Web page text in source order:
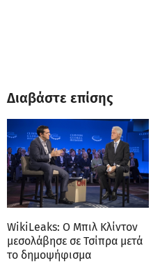
Διαβάστε επίσης
WikiLeaks: Ο Μπιλ Κλίντον
μεσολάβησε σε Τσίπρα μετά
το δημοψήφισμα